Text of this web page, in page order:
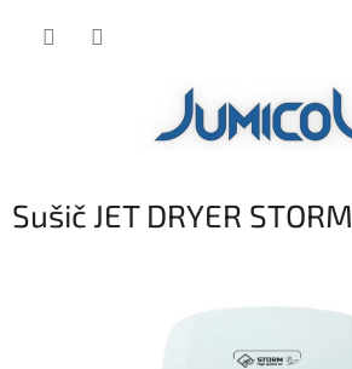
Sušič JET DRYER STORM